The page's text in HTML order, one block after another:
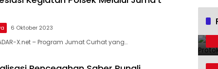
6 Oktober 2023
X.net – Program Jumat Curhat yang…